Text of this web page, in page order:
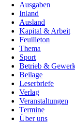
Ausgaben
Inland
Ausland
Kapital & Arbeit
Feuilleton
Thema
Sport
Betrieb &
Beilage
Leserbriefe
Verlag
Veranstaltungen
Termine
Über uns